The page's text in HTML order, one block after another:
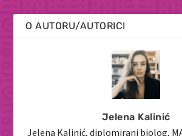
O AUTORU/AUTORICI
Jelena Kalinić
Jelena Kalinić, diplomirani biolog,